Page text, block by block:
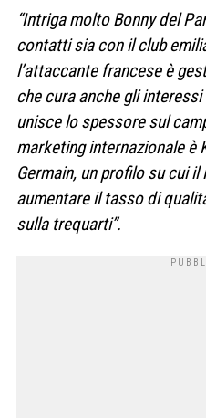
“Intriga molto Bonny del
contatti sia con il club
l’attaccante francese è
che cura anche gli
unisce lo spessore sul
marketing internazionale è
Germain, un profilo su cui
aumentare il tasso di
sulla trequarti”.